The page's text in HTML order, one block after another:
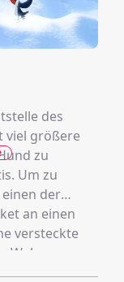
des
viel größere
zu
Um zu
der
an einen
versteckte
befehligt